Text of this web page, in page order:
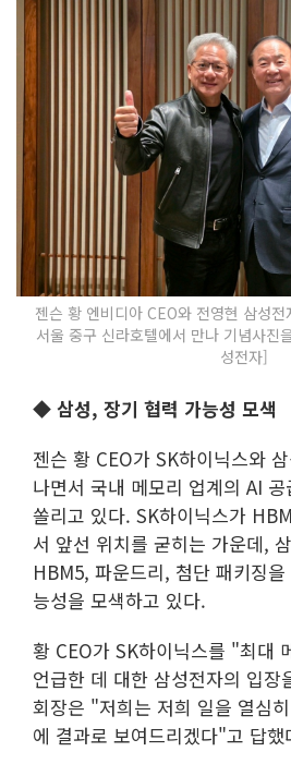
젠슨 황 엔비디아 CEO와 전영현 삼성
서울 중구 신라호텔에서 만나 기념사진
성전자]
◆ 삼성, 장기 협력 가능성 모색
젠슨 황 CEO가 SK하이닉스와
나면서 국내 메모리 업계의 AI
쏠리고 있다. SK하이닉스가
서 앞선 위치를 굳히는 가운데,
HBM5, 파운드리, 첨단 패키징
능성을 모색하고 있다.
황 CEO가 SK하이닉스를 "최대
언급한 데 대한 삼성전자의 입장
회장은 "저희는 저희 일을 열심
에 결과로 보여드리겠다"고 답했